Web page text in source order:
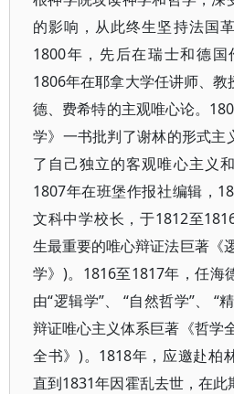
的影响，从此终生坚持法国
1800年，先后在瑞士和德
1806年在耶拿大学任讲师、
德、费希特的主观唯心论。
学》一书批判了谢林的形式主
了自己独立的客观唯心主义
1807年在班堡作报社编辑，
文科中学校长，于1812至
生最重要的唯心辩证法巨著《
学》)。1816至1817年，任海
由“逻辑学”、 “自然哲学”、 “
辩证唯心主义体系巨著《哲学
全书》)。1818年，应邀赴柏
直到1831年因霍乱去世，在